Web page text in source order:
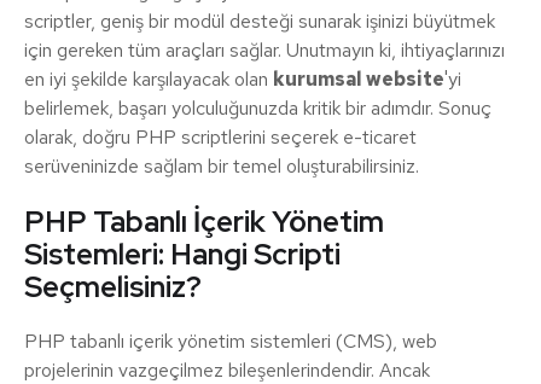
scriptler, geniş bir modül desteği sunarak işinizi büyütmek
için gereken tüm araçları sağlar. Unutmayın ki, ihtiyaçlarınızı
en iyi şekilde karşılayacak olan kurumsal website'yi
belirlemek, başarı yolculuğunuzda kritik bir adımdır. Sonuç
olarak, doğru PHP scriptlerini seçerek e-ticaret
serüveninizde sağlam bir temel oluşturabilirsiniz.
PHP Tabanlı İçerik Yönetim
Sistemleri: Hangi Scripti
Seçmelisiniz?
PHP tabanlı içerik yönetim sistemleri (CMS), web
projelerinin vazgeçilmez bileşenlerindendir. Ancak